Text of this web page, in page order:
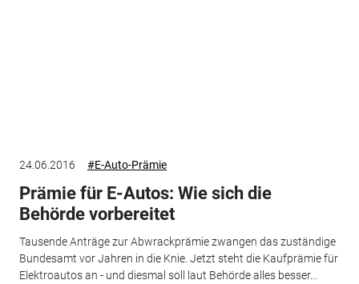
24.06.2016 #E-Auto-Prämie
Prämie für E-Autos: Wie sich die
Behörde vorbereitet
Tausende Anträge zur Abwrackprämie zwangen das zuständige
Bundesamt vor Jahren in die Knie. Jetzt steht die Kaufprämie für
Elektroautos an - und diesmal soll laut Behörde alles besser...